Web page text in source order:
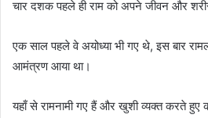
चार दशक पहले ही राम को अपने जीवन और
एक साल पहले वे अयोध्या भी गए थे, इस बार
आमंत्रण आया था।
यहाँ से रामनामी गए हैं और खुशी व्यक्त करते हुए